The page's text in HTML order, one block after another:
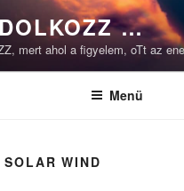
…
mert ahol a figyelem, oTt az
Menü
SOLAR WIND